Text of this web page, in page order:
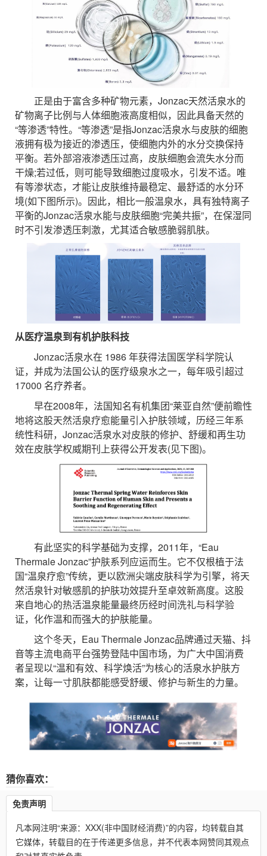
正是由于富含多种矿物元素，Jonzac天然活泉水的
矿物离子比例与人体细胞液高度相似，因此具备天然的
“等渗透”特性。“等渗透”是指Jonzac活泉水与皮肤的细胞
液拥有极为接近的渗透压，使细胞内外的水分交换保持
平衡。若外部溶液渗透压过高，皮肤细胞会流失水分而
干燥;若过低，则可能导致细胞过度吸水，引发不适。唯
有等渗状态，才能让皮肤维持最稳定、最舒适的水分环
境(如下图所示)。因此，相比一般温泉水，具有独特离子
平衡的Jonzac活泉水能与皮肤细胞“完美共振”，在保湿同
时不引发渗透压刺激，尤其适合敏感脆弱肌肤。
从医疗温泉到有机护肤科技
Jonzac活泉水在 1986 年获得法国医学科学院认
证，并成为法国公认的医疗级泉水之一，每年吸引超过
17000 名疗养者。
早在2008年，法国知名有机集团“莱亚自然”便前瞻性
地将这股天然活泉疗愈能量引入护肤领域，历经三年系
统性科研，Jonzac活泉水对皮肤的修护、舒缓和再生功
效在皮肤学权威期刊上获得公开发表(见下图)。
有此坚实的科学基础为支撑，2011年，“Eau
Thermale Jonzac”护肤系列应运而生。它不仅根植于法
国“温泉疗愈”传统，更以欧洲尖端皮肤科学为引擎，将天
然活泉针对敏感肌的护肤功效提升至卓效新高度。这股
来自地心的热活温泉能量最终历经时间洗礼与科学验
证，化作温和而强大的护肤能量。
这个冬天，Eau Thermale Jonzac品牌通过天猫、抖
音等主流电商平台强势登陆中国市场，为广大中国消费
者呈现以“温和有效、科学焕活”为核心的活泉水护肤方
案，让每一寸肌肤都能感受舒缓、修护与新生的力量。
猜你喜欢：
免责声明
凡本网注明“来源：XXX(非中国财经消费)”的内容，均转载自其
它媒体，转载目的在于传递更多信息，并不代表本网赞同其观点